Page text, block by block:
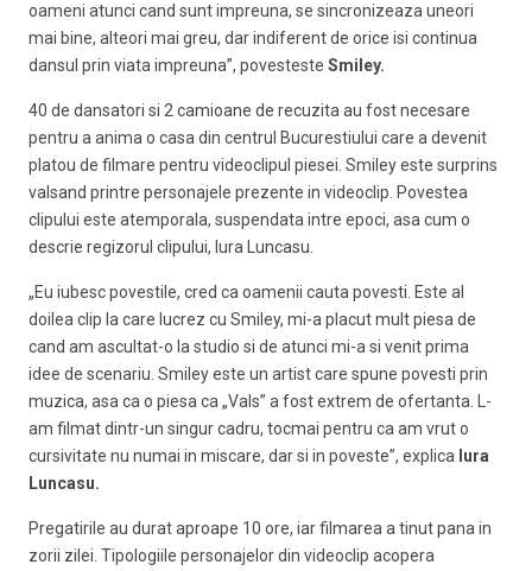
oameni atunci cand sunt impreuna, se sincronizeaza uneori
mai bine, alteori mai greu, dar indiferent de orice isi continua
dansul prin viata impreuna”, povesteste Smiley.
40 de dansatori si 2 camioane de recuzita au fost necesare
pentru a anima o casa din centrul Bucurestiului care a devenit
platou de filmare pentru videoclipul piesei. Smiley este surprins
valsand printre personajele prezente in videoclip. Povestea
clipului este atemporala, suspendata intre epoci, asa cum o
descrie regizorul clipului, Iura Luncasu.
„Eu iubesc povestile, cred ca oamenii cauta povesti. Este al
doilea clip la care lucrez cu Smiley, mi-a placut mult piesa de
cand am ascultat-o la studio si de atunci mi-a si venit prima
idee de scenariu. Smiley este un artist care spune povesti prin
muzica, asa ca o piesa ca „Vals” a fost extrem de ofertanta. L-
am filmat dintr-un singur cadru, tocmai pentru ca am vrut o
cursivitate nu numai in miscare, dar si in poveste”, explica Iura
Luncasu.
Pregatirile au durat aproape 10 ore, iar filmarea a tinut pana in
zorii zilei. Tipologiile personajelor din videoclip acopera